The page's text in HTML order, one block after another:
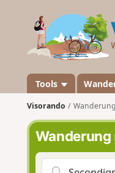
Tools
Visorando